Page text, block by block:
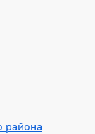
района